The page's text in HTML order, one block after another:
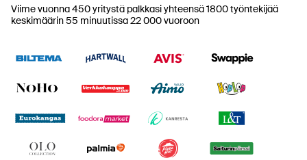
Viime vuonna 450 yritystä palkkasi yhteensä 1800 työntekijää
keskimäärin 55 minuutissa 22 000 vuoroon